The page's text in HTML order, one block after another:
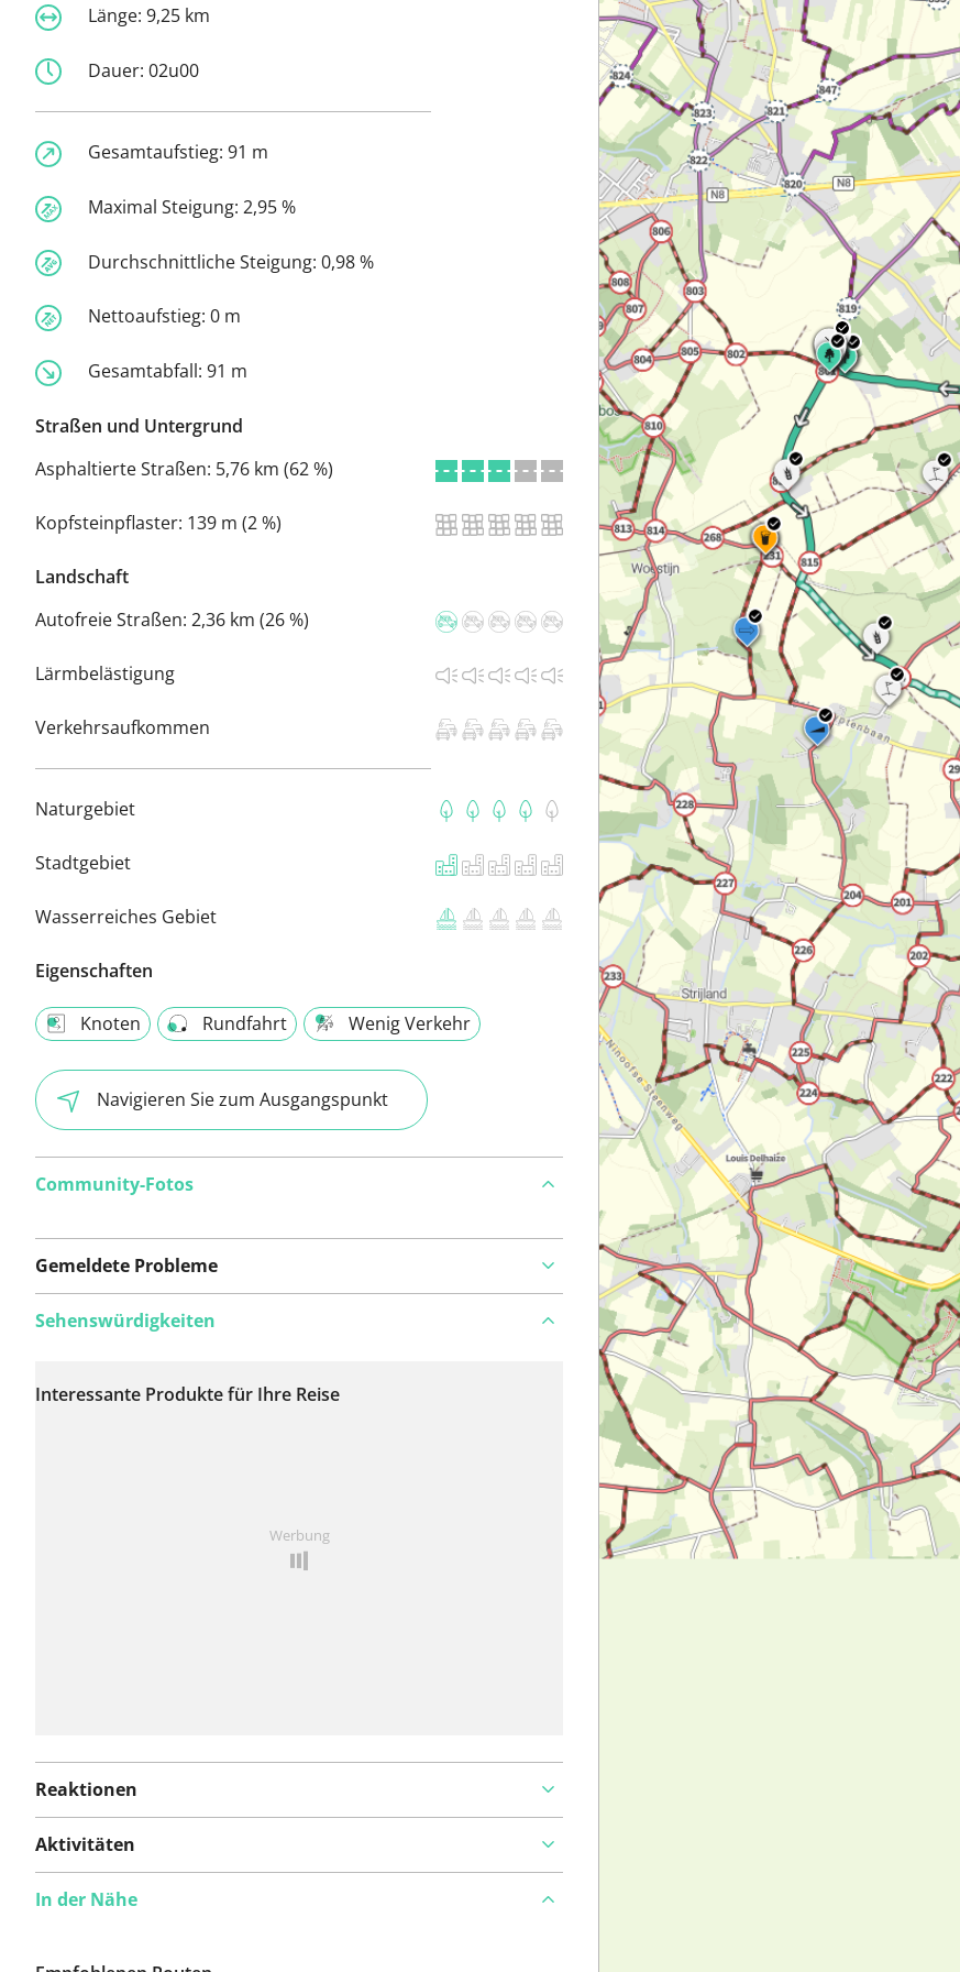
Länge: 9,25 km
Dauer: 02u00
Gesamtaufstieg: 91 m
Maximal Steigung: 2,95 %
Durchschnittliche Steigung: 0,98 %
Nettoaufstieg: 0 m
Gesamtabfall: 91 m
Straßen und Untergrund
Asphaltierte Straßen: 5,76 km (62 %)
Kopfsteinpflaster: 139 m (2 %)
Landschaft
Autofreie Straßen: 2,36 km (26 %)
Lärmbelästigung
Verkehrsaufkommen
Naturgebiet
Stadtgebiet
Wasserreiches Gebiet
Eigenschaften
Knoten Rundfahrt Wenig Verkehr
Navigieren Sie zum Ausgangspunkt
Community-Fotos
Gemeldete Probleme
wurden bisher keine
Sehenswürdigkeiten
Interessante Produkte für Ihre Reise
Werbung
Reaktionen
Aktivitäten
In der Nähe